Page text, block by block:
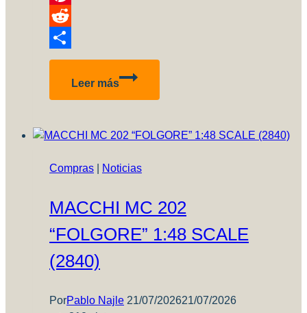
Pinterest
Reddit
Compartir
Leer más
Review
Compras Noticias
MACCHI MC 202
“FOLGORE” 1:48 SCALE
(2840)
PorPablo Najle 21/07/202621/07/2026